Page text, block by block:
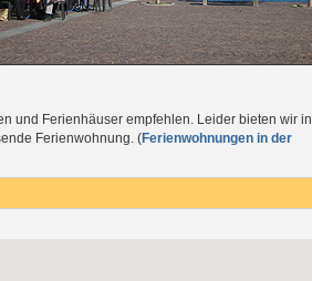
und Ferienhäuser empfehlen. Leider bieten wir in
Ferienwohnung. (Ferienwohnungen in der